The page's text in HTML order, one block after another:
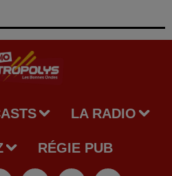
LA RADIO
RÉGIE PUB